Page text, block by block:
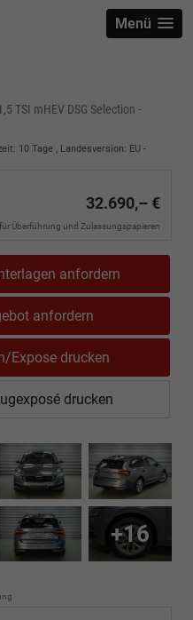
Menü
TSI mHEV DSG Selection -
10 Tage , Landesversion: EU -
32.690,– €
Überführung und Zulassungspapieren
anfordern
anfordern
Expose drucken
drucken
+16